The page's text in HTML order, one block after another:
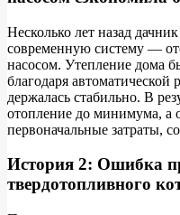
Несколько лет назад
современную систему —
насосом. Утепление дома
благодаря автоматической
держалась стабильно. В
отопление до минимума, а
первоначальные затраты,
История 2: Ошибка
твердотопливного